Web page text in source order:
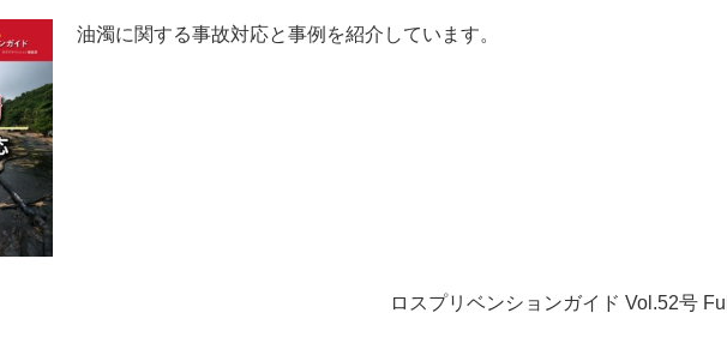
油濁に関する事故対応と事例を紹介しています。
ロスプリベンションガイド Vol.52号 Full